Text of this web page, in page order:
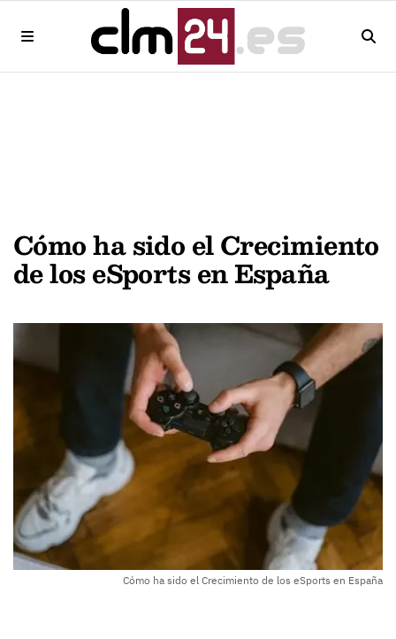
Cómo ha sido el Crecimiento
de los eSports en España
Cómo ha sido el Crecimiento de los eSports en España